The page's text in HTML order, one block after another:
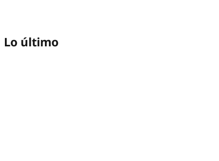
Lo último